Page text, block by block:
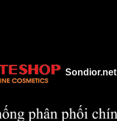
Sondior.net